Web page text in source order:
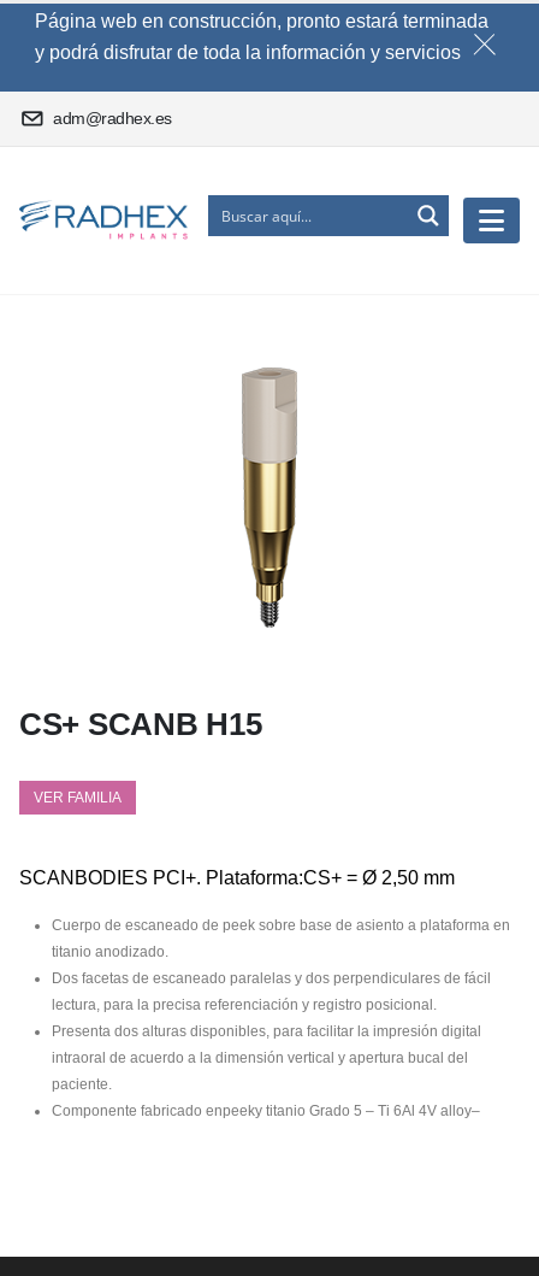
Página web en construcción, pronto estará terminada
y podrá disfrutar de toda la información y servicios
adm@radhex.es
CS+ SCANB H15
VER FAMILIA
SCANBODIES PCI+. Plataforma:CS+ = Ø 2,50 mm
Cuerpo de escaneado de peek sobre base de asiento a plataforma en
titanio anodizado.
Dos facetas de escaneado paralelas y dos perpendiculares de fácil
lectura, para la precisa referenciación y registro posicional.
Presenta dos alturas disponibles, para facilitar la impresión digital
intraoral de acuerdo a la dimensión vertical y apertura bucal del
paciente.
Componente fabricado enpeeky titanio Grado 5 – Ti 6Al 4V alloy–